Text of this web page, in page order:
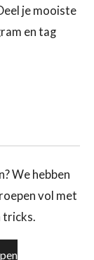
je mooiste
en tag
We hebben
vol met
tricks.